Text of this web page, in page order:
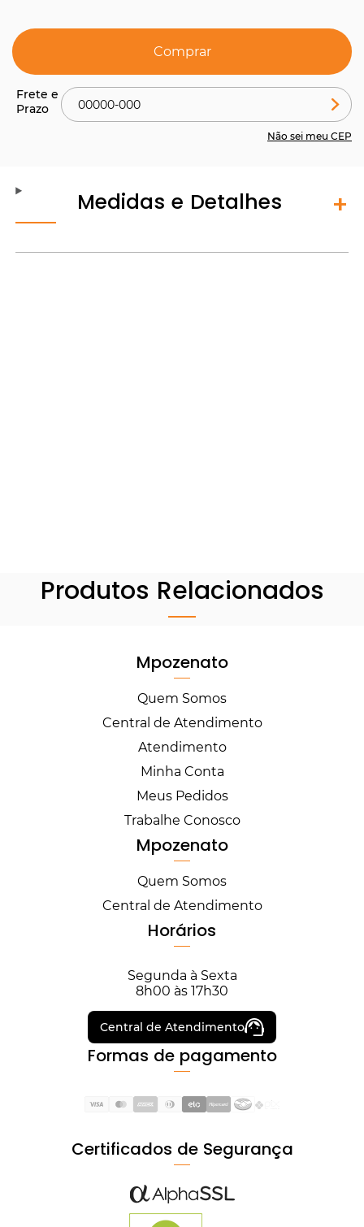
Comprar
Não sei meu CEP
Medidas e Detalhes
Produtos Relacionados
Mpozenato
Quem Somos
Central de Atendimento
Atendimento
Minha Conta
Meus Pedidos
Trabalhe Conosco
Mpozenato
Quem Somos
Central de Atendimento
Horários
Segunda à Sexta
8h00 às 17h30
Central de Atendimento
Formas de pagamento
Certificados de Segurança